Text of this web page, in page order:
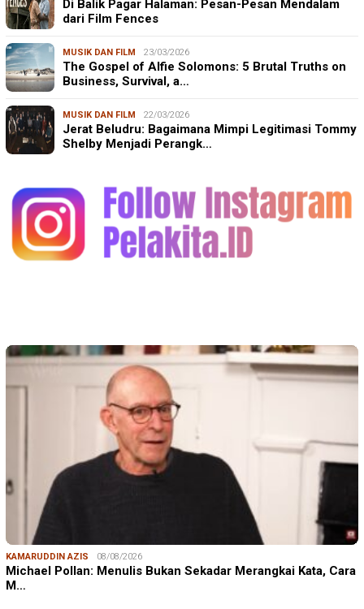
Di Balik Pagar Halaman: Pesan-Pesan Mendalam
dari Film Fences
MUSIK DAN FILM 23/03/2026
The Gospel of Alfie Solomons: 5 Brutal Truths on
Business, Survival, a…
MUSIK DAN FILM 22/03/2026
Jerat Beludru: Bagaimana Mimpi Legitimasi Tommy
Shelby Menjadi Perangk…
KAMARUDDIN AZIS 08/08/2026
Michael Pollan: Menulis Bukan Sekadar Merangkai Kata, Cara
M…